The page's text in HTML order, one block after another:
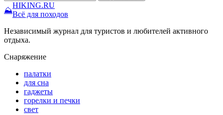
⛰
HIKING.RU
Всё для походов
Независимый журнал для туристов и любителей активного
отдыха.
Снаряжение
палатки
для сна
гаджеты
горелки и печки
свет